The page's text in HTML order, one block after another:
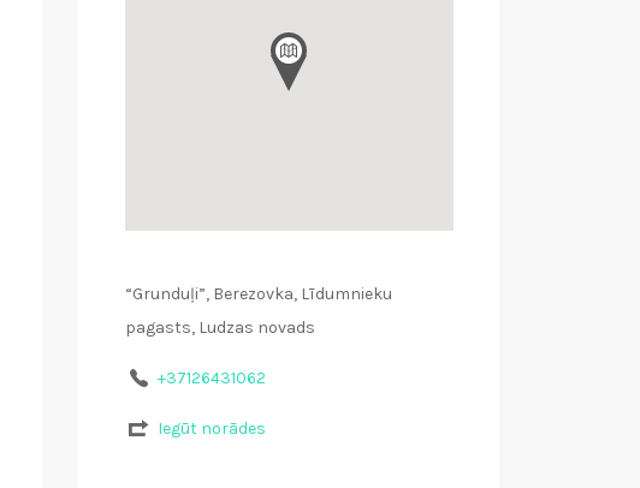
“Grunduļi”, Berezovka, Līdumnieku
pagasts, Ludzas novads
+37126431062
Iegūt norādes